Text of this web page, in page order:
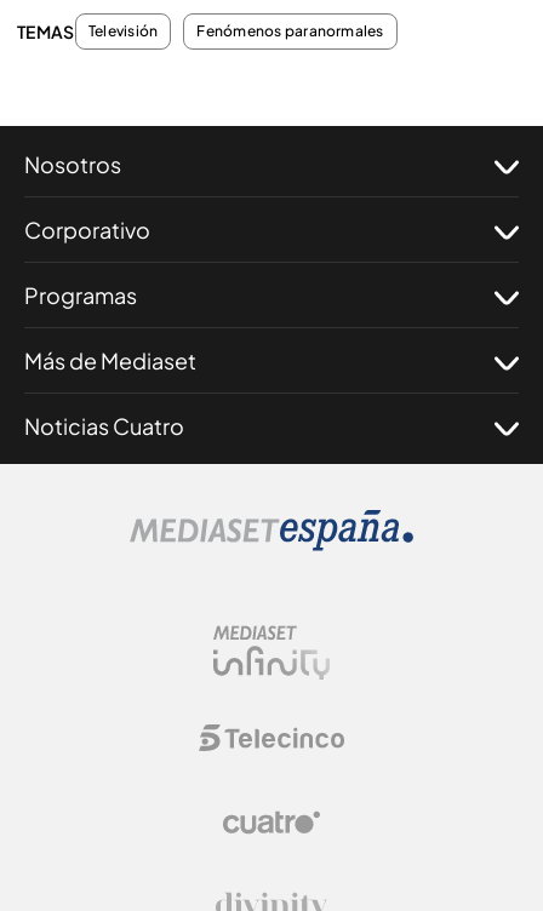
TEMAS Televisión Fenómenos paranormales
Nosotros
Corporativo
Programas
Más de Mediaset
Noticias Cuatro